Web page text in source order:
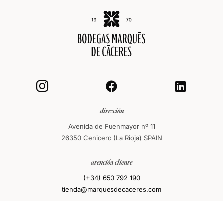
  
dirección
Avenida de Fuenmayor nº 11
26350 Cenicero (La Rioja) SPAIN
atención cliente
(+34) 650 792 190
tienda@marquesdecaceres.com